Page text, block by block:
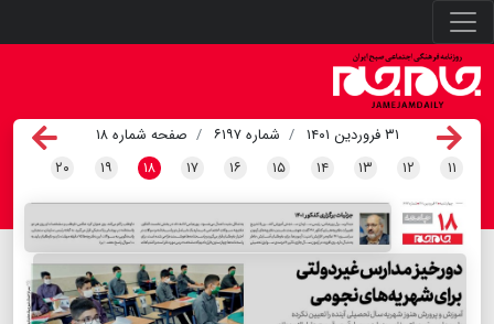
۳۱ فروردین ۱۴۰۱ شماره ۶۱۹۷
صفحه شماره ۱۸
۱۱ ۱۲ ۱۳ ۱۴ ۱۵ ۱۶ ۱۷ ۱۸ ۱۹ ۲۰